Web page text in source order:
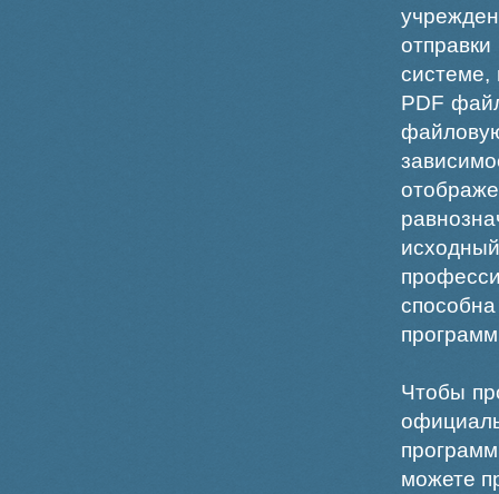
системе,
PDF
Чтобы
можете